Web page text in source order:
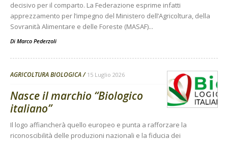
decisivo per il comparto. La Federazione esprime infatti
apprezzamento per l’impegno del Ministero dell’Agricoltura, della
Sovranità Alimentare e delle Foreste (MASAF)...
Di Marco Pederzoli
AGRICOLTURA BIOLOGICA 15 Luglio 2026
Nasce il marchio “Biologico
italiano”
Il logo affiancherà quello europeo e punta a rafforzare la
riconoscibilità delle produzioni nazionali e la fiducia dei